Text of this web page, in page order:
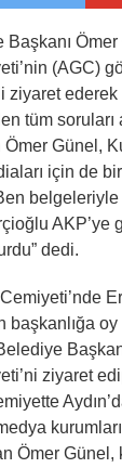
Başkanı Ömer
(AGC)
ziyaret
tüm soruları
Ömer Günel,
için de
AKP’ye
dedi.
başkanlığa
ziyaret
Ömer